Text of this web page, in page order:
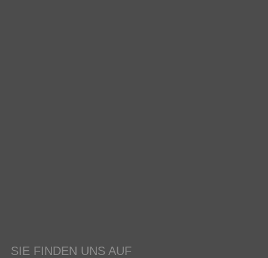
SIE FINDEN UNS AUF